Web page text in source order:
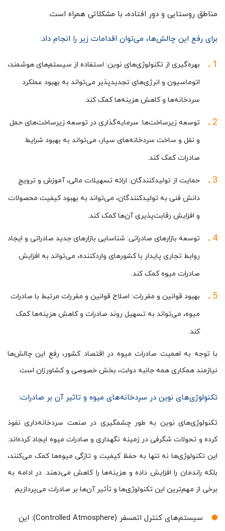
مناطق روستایی و دور افتاده، با مشکلاتی همراه است.
برای رفع این چالش‌ها، می‌توان اقدامات زیر را انجام داد:
بهره‌گیری از تکنولوژی‌های نوین: استفاده از سیستم‌های هوشمند،
اتوماسیون و انرژی‌های تجدیدپذیر می‌تواند به بهبود عملکرد
سردخانه‌ها و کاهش هزینه‌ها کمک کند.
توسعه زیرساخت‌ها: سرمایه‌گذاری در توسعه زیرساخت‌های حمل
و نقل و ساخت سردخانه‌های سیار، می‌تواند به بهبود شرایط
صادرات کمک کند.
حمایت از تولیدکنندگان: ارائه تسهیلات مالی، آموزش و ترویج
دانش فنی به تولیدکنندگان، می‌تواند به بهبود کیفیت محصولات
و افزایش رقابت‌پذیری آن‌ها کمک کند.
توسعه بازارهای صادراتی: شناسایی بازارهای جدید صادراتی و ایجاد
روابط تجاری پایدار با کشورهای واردکننده، می‌تواند به افزایش
صادرات میوه کمک کند.
بهبود قوانین و مقررات: اصلاح قوانین و مقررات مرتبط با صادرات
میوه، می‌تواند به تسهیل روند صادرات و کاهش هزینه‌ها کمک
کند.
با توجه به اهمیت صادرات میوه در اقتصاد کشور، رفع این چالش‌ها
نیازمند همکاری همه جانبه دولت، بخش خصوصی و کشاورزان است.
تکنولوژی‌های نوین در سردخانه‌های میوه و تاثیر آن بر صادرات:
تکنولوژی‌های نوین به طور چشمگیری در صنعت سردخانه‌داری نفوذ
کرده و تحولات شگرفی در زمینه نگهداری و صادرات میوه ایجاد کرده‌اند.
این تکنولوژی‌ها نه تنها به حفظ کیفیت و تازگی میوه‌ها کمک می‌کنند،
بلکه راندمان را افزایش داده و هزینه‌ها را کاهش می‌دهند. در ادامه به
برخی از مهم‌ترین این تکنولوژی‌ها و تأثیر آن‌ها بر صادرات می‌پردازیم:
سیستم‌های کنترل اتمسفر (Controlled Atmosphere): این